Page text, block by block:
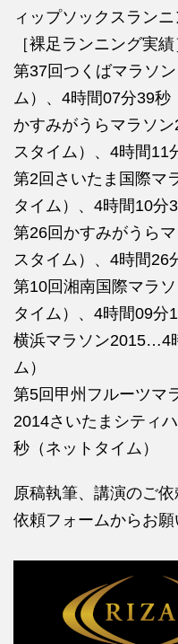
ィップソックスラン
［裸足ランニング実績
第37回つくばマラソ
ム）、4時間07分39秒
かすみがうらマラソ
スタイム）、4時間11
第2回さいたま国際マ
タイム）、4時間10分
第26回かすみがうら
スタイム）、4時間26
第10回湘南国際マラ
タイム）、4時間09分
横浜マラソン2015…4
ム）
第5回甲州フルーツマ
2014さいたまシティ
秒（ネットタイム）
原稿執筆、講演のご
依頼フォームからお願